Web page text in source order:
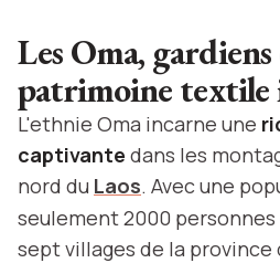
Les Oma,
patrimoine textile
L'ethnie Oma incarne une
captivante dans les
nord du Laos. Avec une
seulement 2000
sept villages de la province